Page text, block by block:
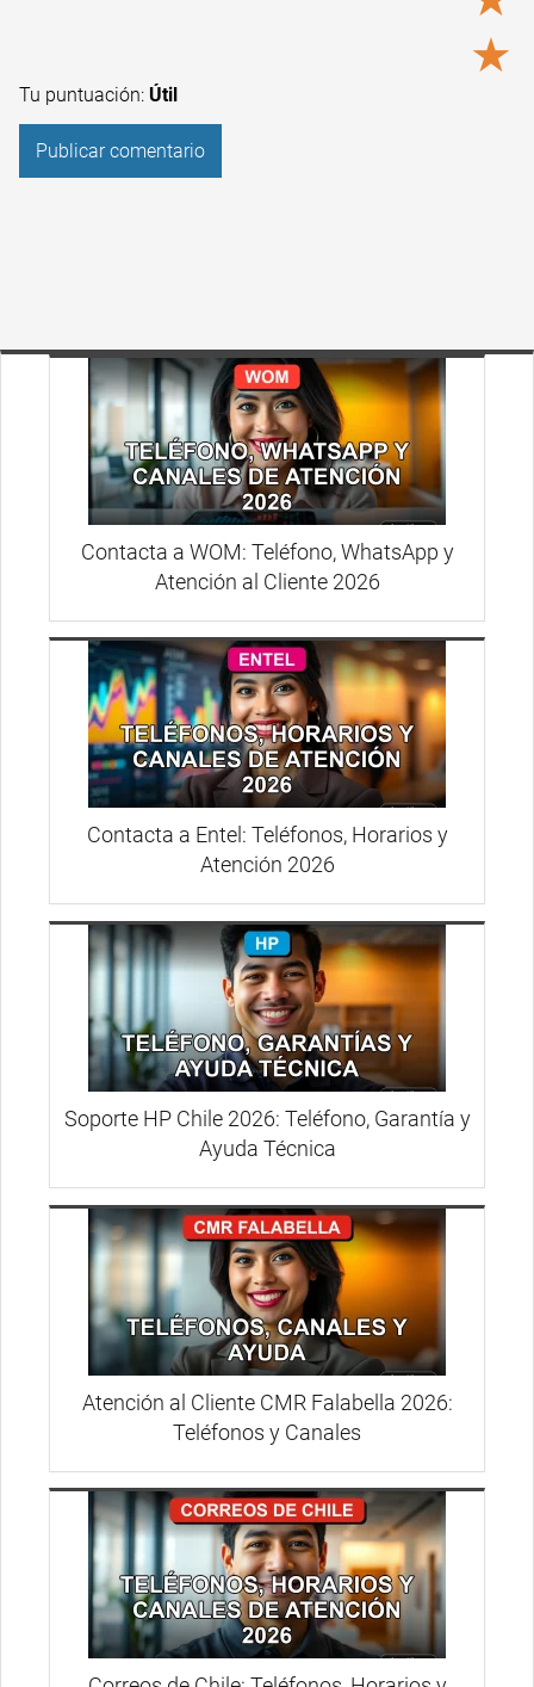
★
Tu puntuación: Útil
Contacta a WOM: Teléfono, WhatsApp y
Atención al Cliente 2026
Contacta a Entel: Teléfonos, Horarios y
Atención 2026
Soporte HP Chile 2026: Teléfono, Garantía y
Ayuda Técnica
Atención al Cliente CMR Falabella 2026:
Teléfonos y Canales